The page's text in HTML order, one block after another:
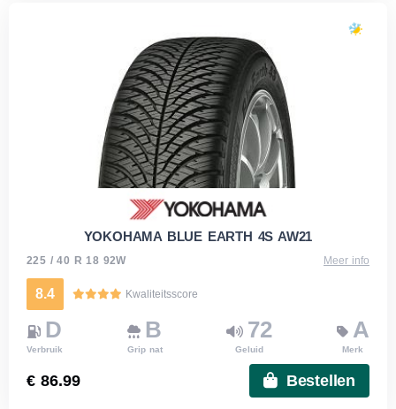
YOKOHAMA BLUE EARTH 4S AW21
225 / 40 R 18 92W Meer info
8.4 Kwaliteitsscore
D
Verbruik
B
Grip nat
72
Geluid
A
Merk
€ 86.99 Bestellen